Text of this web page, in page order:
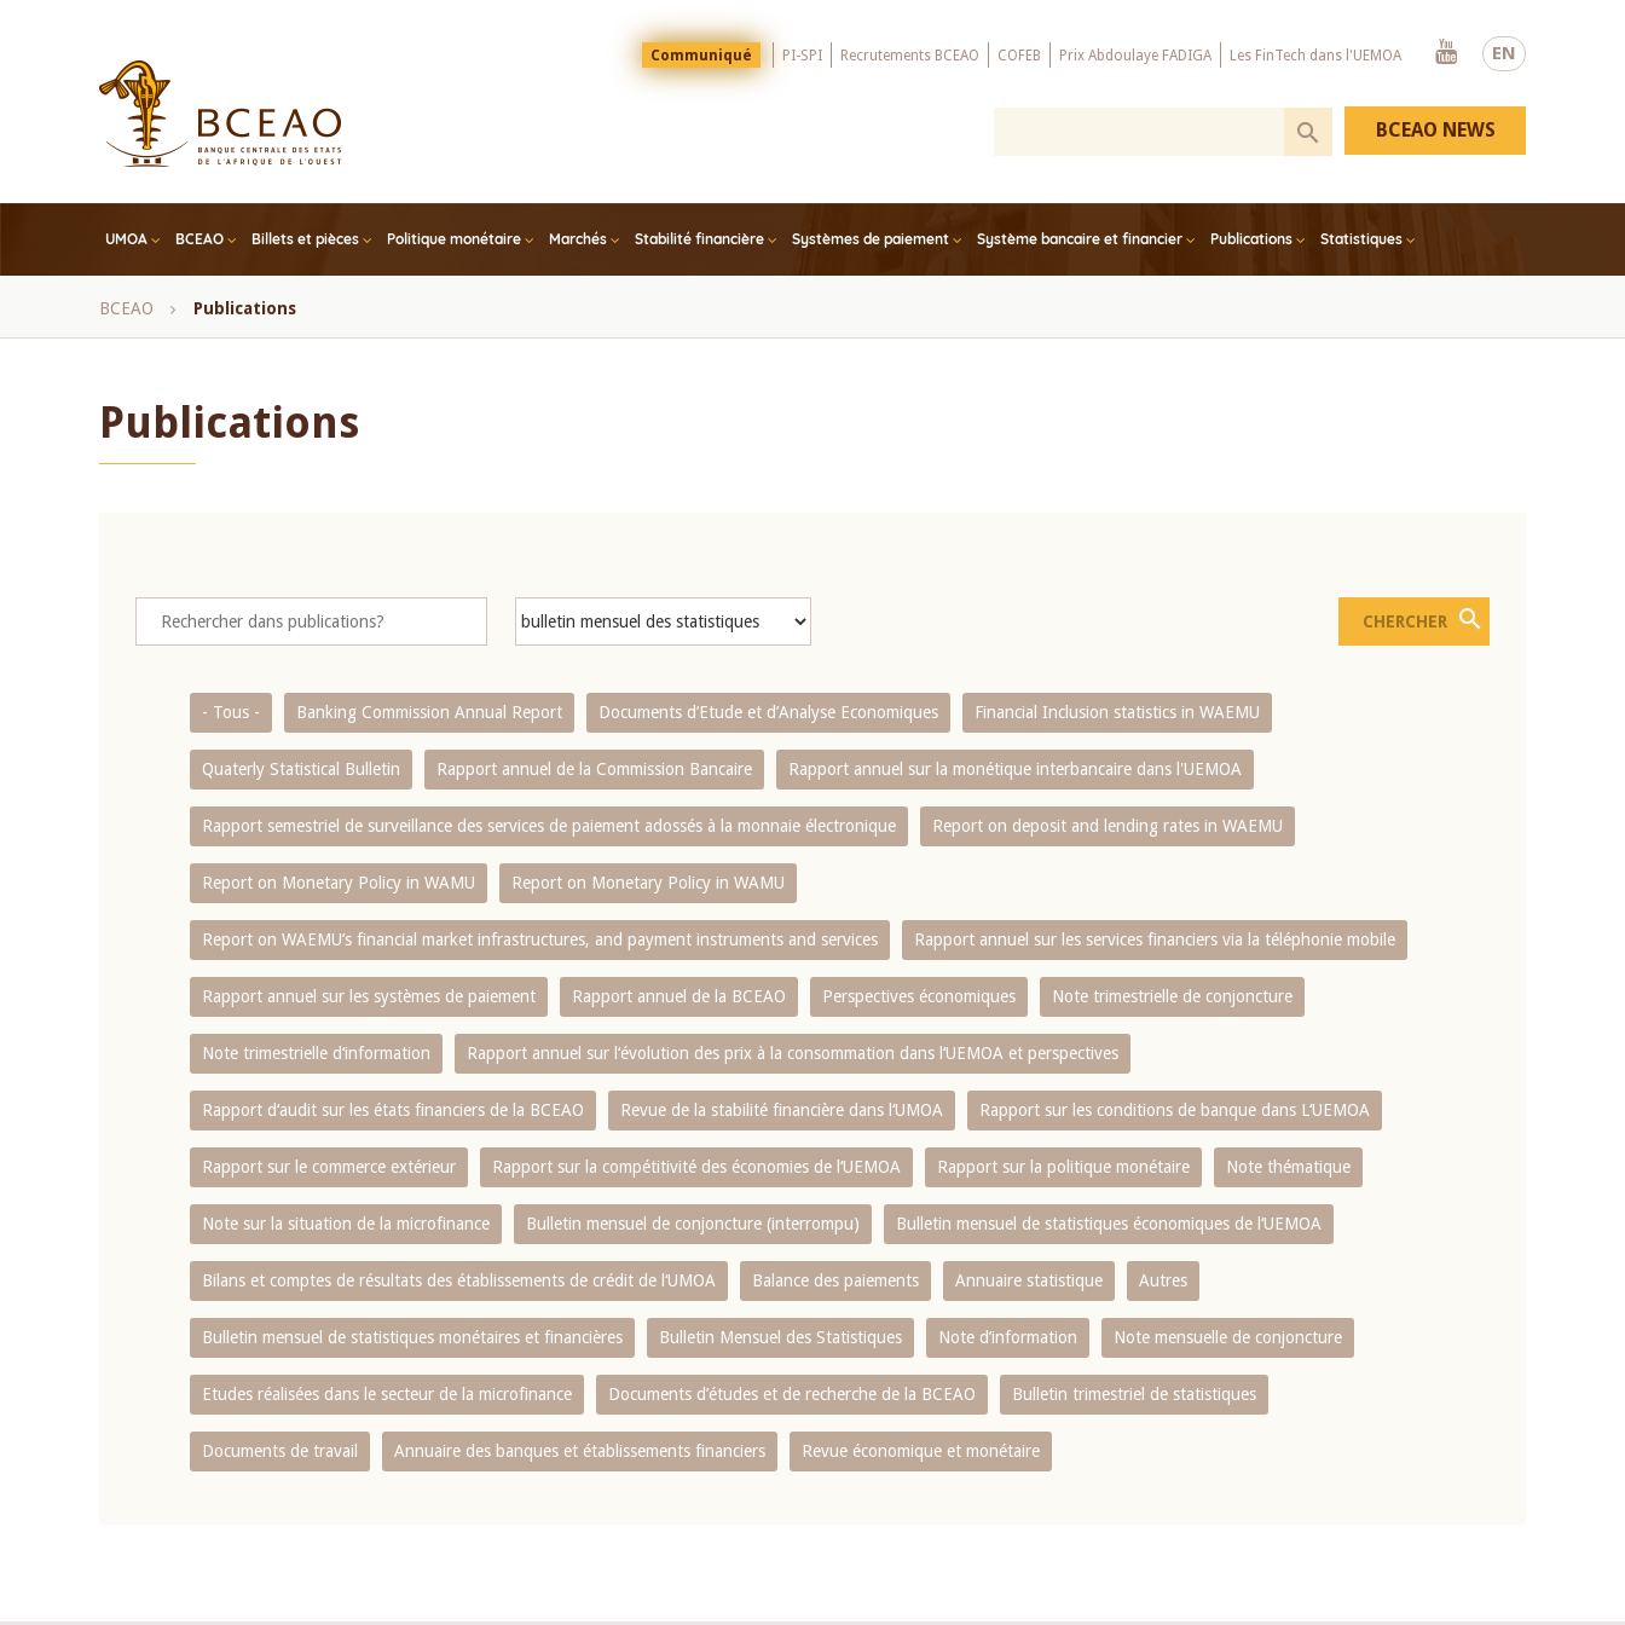
EN
Menu
Top
Communiqué PI-SPI Recrutements BCEAO COFEB Prix Abdoulaye FADIGA Les FinTech dans l'UEMOA
Youtube
UMOA BCEAO Billets et pièces Politique monétaire Marchés Stabilité financière Systèmes de paiement Système bancaire et financier Publications Statistiques
BCEAO NEWS
Fil
BCEAO Publications
Publications
- Tous - Banking Commission Annual Report Documents d’Etude et d’Analyse Economiques Financial Inclusion statistics in WAEMU
Quaterly Statistical Bulletin Rapport annuel de la Commission Bancaire Rapport annuel sur la monétique interbancaire dans l'UEMOA
Rapport semestriel de surveillance des services de paiement adossés à la monnaie électronique Report on deposit and lending rates in WAEMU
Report on Monetary Policy in WAMU Report on Monetary Policy in WAMU
Report on WAEMU’s financial market infrastructures, and payment instruments and services Rapport annuel sur les services financiers via la téléphonie mobile
Rapport annuel sur les systèmes de paiement Rapport annuel de la BCEAO Perspectives économiques Note trimestrielle de conjoncture
Note trimestrielle d‘information Rapport annuel sur l‘évolution des prix à la consommation dans l‘UEMOA et perspectives
Rapport d‘audit sur les états financiers de la BCEAO Revue de la stabilité financière dans l‘UMOA Rapport sur les conditions de banque dans L‘UEMOA
Rapport sur le commerce extérieur Rapport sur la compétitivité des économies de l‘UEMOA Rapport sur la politique monétaire Note thématique
Note sur la situation de la microfinance Bulletin mensuel de conjoncture (interrompu) Bulletin mensuel de statistiques économiques de l‘UEMOA
Bilans et comptes de résultats des établissements de crédit de l‘UMOA Balance des paiements Annuaire statistique Autres
Bulletin mensuel de statistiques monétaires et financières Bulletin Mensuel des Statistiques Note d’information Note mensuelle de conjoncture
Etudes réalisées dans le secteur de la microfinance Documents d’études et de recherche de la BCEAO Bulletin trimestriel de statistiques
Documents de travail Annuaire des banques et établissements financiers Revue économique et monétaire